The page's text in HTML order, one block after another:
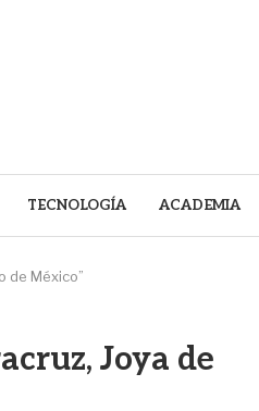
TECNOLOGÍA ACADEMIA
de México”
Joya de